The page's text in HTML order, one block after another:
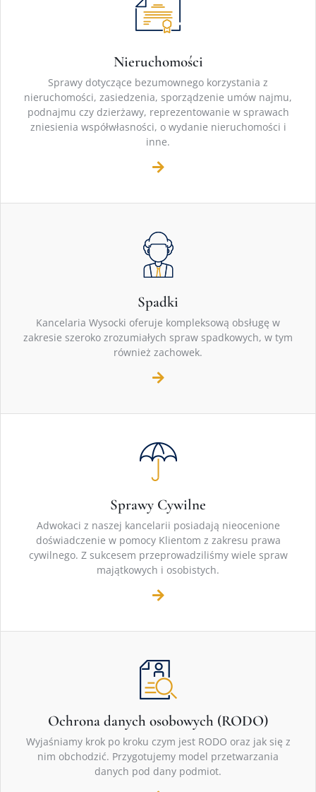
Nieruchomości
Sprawy dotyczące bezumownego korzystania z
nieruchomości, zasiedzenia, sporządzenie umów najmu,
podnajmu czy dzierżawy, reprezentowanie w sprawach
zniesienia współwłasności, o wydanie nieruchomości i
inne.
Spadki
Kancelaria Wysocki oferuje kompleksową obsługę w
zakresie szeroko zrozumiałych spraw spadkowych, w tym
również zachowek.
Sprawy Cywilne
Adwokaci z naszej kancelarii posiadają nieocenione
doświadczenie w pomocy Klientom z zakresu prawa
cywilnego. Z sukcesem przeprowadziliśmy wiele spraw
majątkowych i osobistych.
Ochrona danych osobowych (RODO)
Wyjaśniamy krok po kroku czym jest RODO oraz jak się z
nim obchodzić. Przygotujemy model przetwarzania
danych pod dany podmiot.